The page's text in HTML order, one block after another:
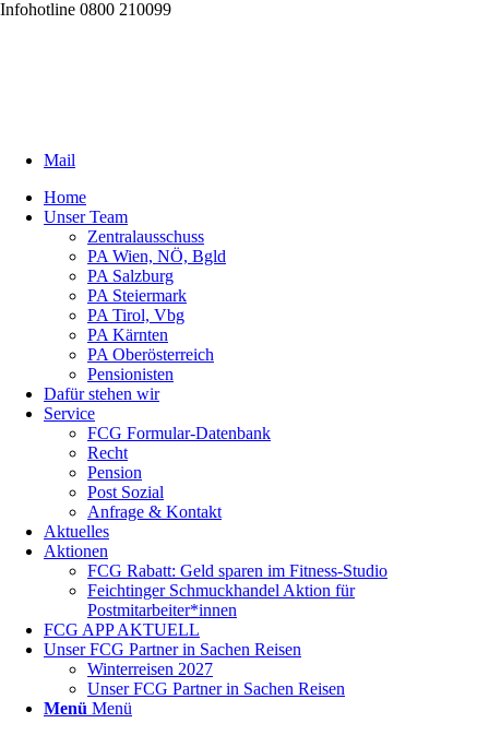
Infohotline 0800 210099
Mail
Home
Unser Team
Zentralausschuss
PA Wien, NÖ, Bgld
PA Salzburg
PA Steiermark
PA Tirol, Vbg
PA Kärnten
PA Oberösterreich
Pensionisten
Dafür stehen wir
Service
FCG Formular-Datenbank
Recht
Pension
Post Sozial
Anfrage & Kontakt
Aktuelles
Aktionen
FCG Rabatt: Geld sparen im Fitness-Studio
Feichtinger Schmuckhandel Aktion für
Postmitarbeiter*innen
FCG APP AKTUELL
Unser FCG Partner in Sachen Reisen
Winterreisen 2027
Unser FCG Partner in Sachen Reisen
Menü Menü